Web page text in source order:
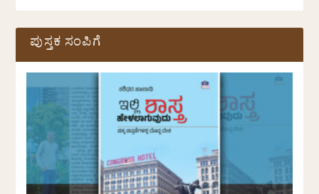
ಪುಸ್ತಕ ಸಂಪಿಗೆ